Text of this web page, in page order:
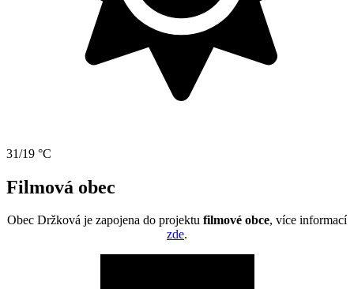
31/19 °C
Filmová obec
Obec Držková je zapojena do projektu filmové obce, více informací
zde.